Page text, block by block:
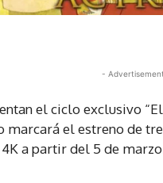
-
el ciclo exclusivo
marcará el estreno de
a partir del 5 de